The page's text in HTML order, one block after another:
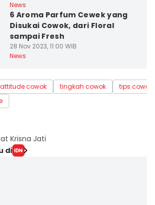
News
6 Aroma Parfum Cewek yang
Disukai Cowok, dari Floral
sampai Fresh
28 Nov 2023, 11:00 WIB
News
attitude cowok tingkah cowok
tips cowok
Krisna Jati
di